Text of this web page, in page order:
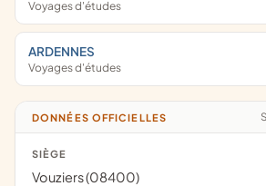
Voyages d'études
ARDENNES
Voyages d'études
DONNÉES OFFICIELLES
SIÈGE
Vouziers (08400)